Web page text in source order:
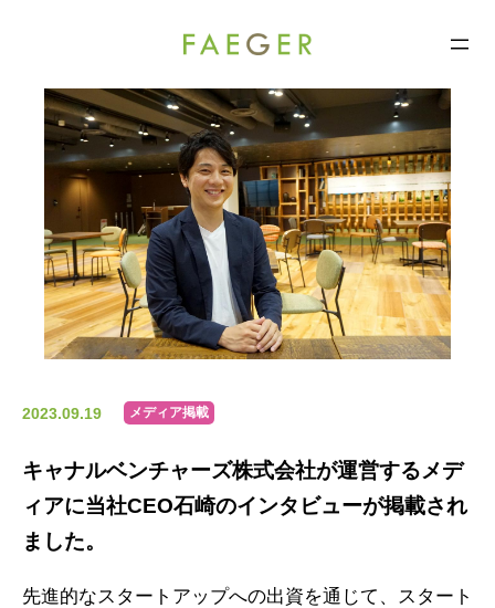
2023.09.19 メディア掲載
キャナルベンチャーズ株式会社が運営するメデ
ィアに当社CEO石崎のインタビューが掲載され
ました。
先進的なスタートアップへの出資を通じて、スタート